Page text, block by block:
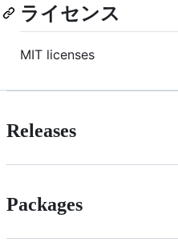
ライセンス
MIT licenses
Releases
Packages